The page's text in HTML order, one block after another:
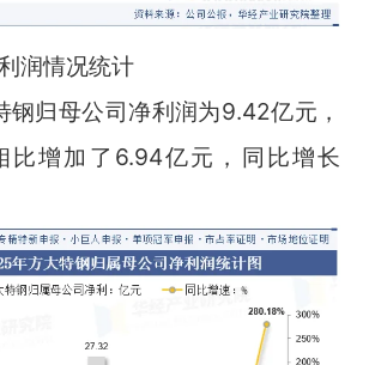
润情况统计
归母公司净利润为9.42亿元，
比增加了6.94亿元，同比增长